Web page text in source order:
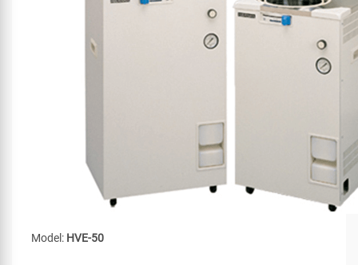
Model: HVE-50